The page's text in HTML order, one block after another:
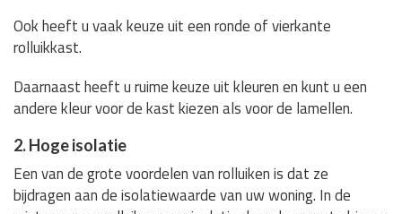
Ook heeft u vaak keuze uit een ronde of vierkante
rolluikkast.
Daarnaast heeft u ruime keuze uit kleuren en kunt u een
andere kleur voor de kast kiezen als voor de lamellen.
2. Hoge isolatie
Een van de grote voordelen van rolluiken is dat ze
bijdragen aan de isolatiewaarde van uw woning. In de